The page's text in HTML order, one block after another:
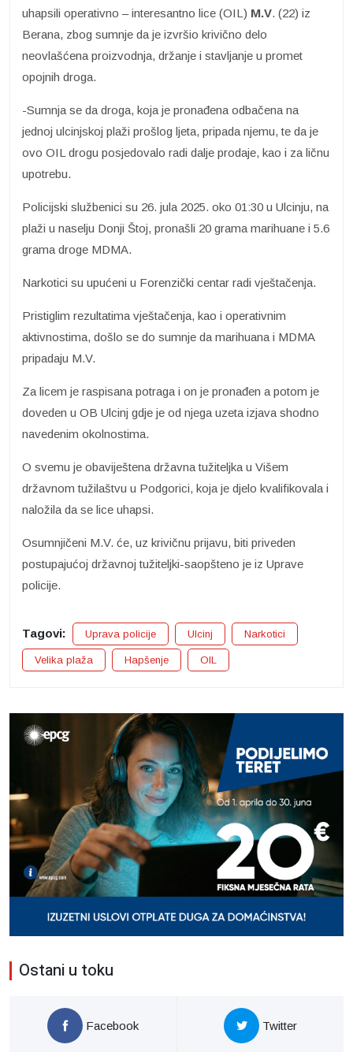
uhapsili operativno – interesantno lice (OIL) M.V. (22) iz
Berana, zbog sumnje da je izvršio krivično delo
neovlašćena proizvodnja, držanje i stavljanje u promet
opojnih droga.
-Sumnja se da droga, koja je pronađena odbačena na
jednoj ulcinjskoj plaži prošlog ljeta, pripada njemu, te da je
ovo OIL drogu posjedovalo radi dalje prodaje, kao i za ličnu
upotrebu.
Policijski službenici su 26. jula 2025. oko 01:30 u Ulcinju, na
plaži u naselju Donji Štoj, pronašli 20 grama marihuane i 5.6
grama droge MDMA.
Narkotici su upućeni u Forenzički centar radi vještačenja.
Pristiglim rezultatima vještačenja, kao i operativnim
aktivnostima, došlo se do sumnje da marihuana i MDMA
pripadaju M.V.
Za licem je raspisana potraga i on je pronađen a potom je
doveden u OB Ulcinj gdje je od njega uzeta izjava shodno
navedenim okolnostima.
O svemu je obaviještena državna tužiteljka u Višem
državnom tužilaštvu u Podgorici, koja je djelo kvalifikovala i
naložila da se lice uhapsi.
Osumnjičeni M.V. će, uz krivičnu prijavu, biti priveden
postupajućoj državnoj tužiteljki-saopšteno je iz Uprave
policije.
Tagovi: Uprava policije Ulcinj Narkotici
Velika plaža Hapšenje OIL
Ostani u toku
Facebook Twitter